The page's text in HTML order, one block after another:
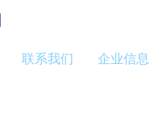
联系我们 企业信息